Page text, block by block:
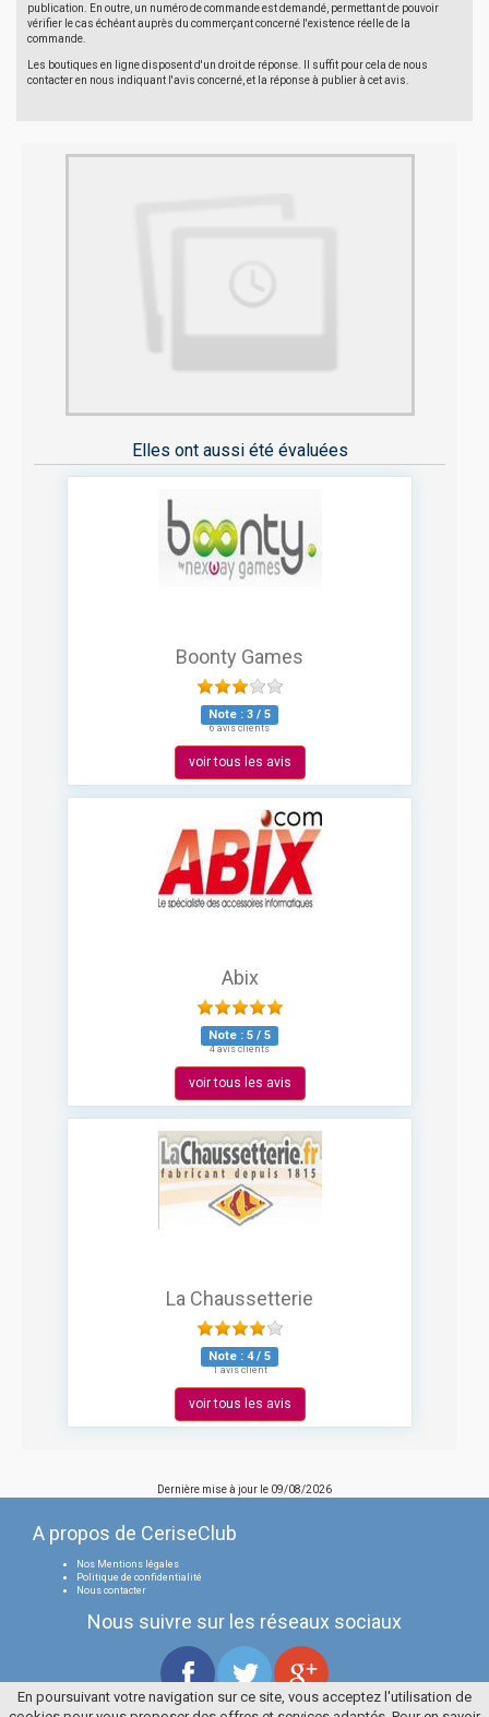
publication. En outre, un numéro de commande est demandé, permettant de pouvoir
vérifier le cas échéant auprès du commerçant concerné l'existence réelle de la
commande.
Les boutiques en ligne disposent d'un droit de réponse. Il suffit pour cela de nous
contacter en nous indiquant l'avis concerné, et la réponse à publier à cet avis.
Elles ont aussi été évaluées
Boonty Games
Note : 3 / 5
6 avis clients
voir tous les avis
Abix
Note : 5 / 5
4 avis clients
voir tous les avis
La Chaussetterie
Note : 4/ 5
1 avis client
voir tous les avis
Dernière mise à jour le 09/08/2026
A propos de CeriseClub
Nos Mentions légales
Politique de confidentialité
Nous contacter
Nous suivre sur les réseaux sociaux
En poursuivant votre navigation sur ce site, vous acceptez l'utilisation de